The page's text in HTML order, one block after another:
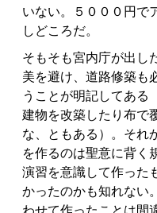
いない。５０００円で
しどころだ。
そもそも宮内庁が出し
美を避け、道路修築も
うことが明記してある
建物を改築したり布で
な、ともある）。それ
を作るのは聖意に背く
演習を意識して作った
かったのかも知れない
わせて作ったことは間